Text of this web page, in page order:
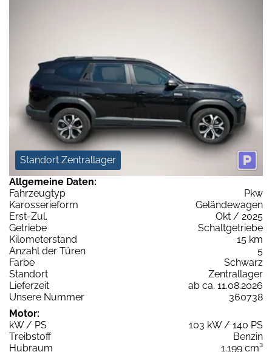
Standort Zentrallager
Allgemeine Daten:
Fahrzeugtyp
Pkw
Karosserieform
Geländewagen
Erst-Zul.
Okt / 2025
Getriebe
Schaltgetriebe
Kilometerstand
15 km
Anzahl der Türen
5
Farbe
Schwarz
Standort
Zentrallager
Lieferzeit
ab ca. 11.08.2026
Unsere Nummer
360738
Motor:
kW / PS
103 kW / 140 PS
Treibstoff
Benzin
Hubraum
1.199 cm³